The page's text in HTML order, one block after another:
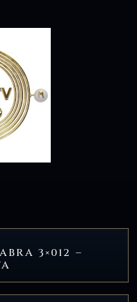
3×012 –